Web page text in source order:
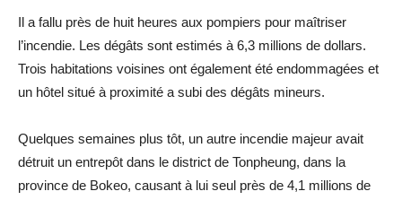
Il a fallu près de huit heures aux pompiers pour maîtriser
l’incendie. Les dégâts sont estimés à 6,3 millions de dollars.
Trois habitations voisines ont également été endommagées et
un hôtel situé à proximité a subi des dégâts mineurs.
Quelques semaines plus tôt, un autre incendie majeur avait
détruit un entrepôt dans le district de Tonpheung, dans la
province de Bokeo, causant à lui seul près de 4,1 millions de